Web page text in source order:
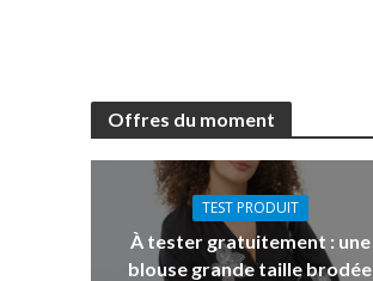
Offres du moment
TEST PRODUIT
À tester gratuitement : une
blouse grande taille brodée